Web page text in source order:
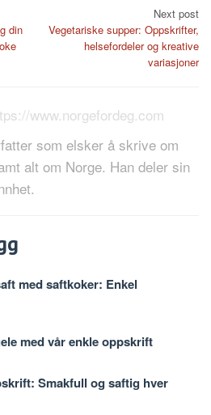
din
Next post
Vegetariske supper: Oppskrifter,
helsefordeler og kreative
variasjoner
www.norgefordeg.com
som elsker å skrive om
alt om Norge. Han deler sin
med saftkoker: Enkel
med vår enkle oppskrift
Smakfull og saftig hver